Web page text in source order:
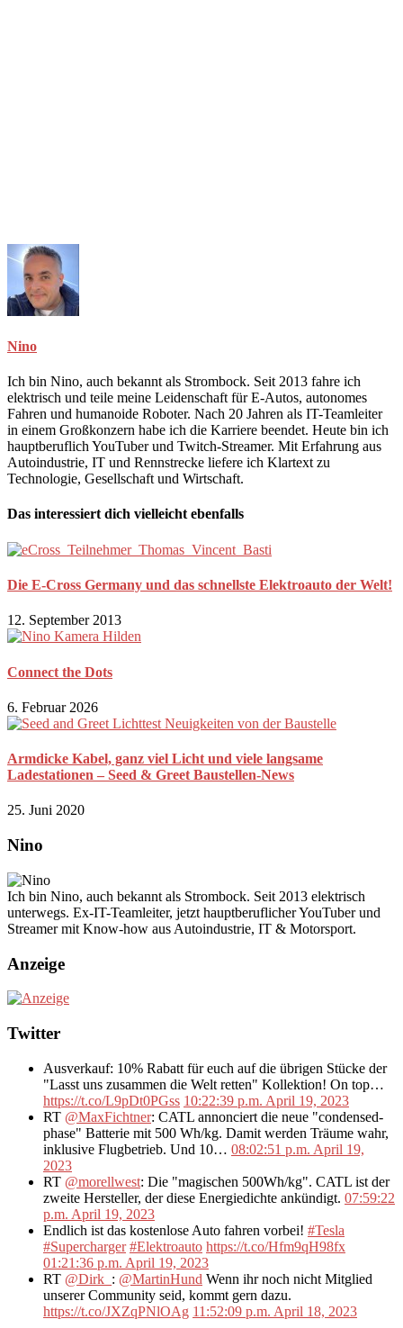
Nino
Ich bin Nino, auch bekannt als Strombock. Seit 2013 fahre ich
elektrisch und teile meine Leidenschaft für E-Autos, autonomes
Fahren und humanoide Roboter. Nach 20 Jahren als IT-Teamleiter
in einem Großkonzern habe ich die Karriere beendet. Heute bin ich
hauptberuflich YouTuber und Twitch-Streamer. Mit Erfahrung aus
Autoindustrie, IT und Rennstrecke liefere ich Klartext zu
Technologie, Gesellschaft und Wirtschaft.
Das interessiert dich vielleicht ebenfalls
Die E-Cross Germany und das schnellste Elektroauto der Welt!
12. September 2013
Connect the Dots
6. Februar 2026
Armdicke Kabel, ganz viel Licht und viele langsame
Ladestationen – Seed & Greet Baustellen-News
25. Juni 2020
Nino
Ich bin Nino, auch bekannt als Strombock. Seit 2013 elektrisch
unterwegs. Ex-IT-Teamleiter, jetzt hauptberuflicher YouTuber und
Streamer mit Know-how aus Autoindustrie, IT & Motorsport.
Anzeige
Twitter
Ausverkauf: 10% Rabatt für euch auf die übrigen Stücke der
"Lasst uns zusammen die Welt retten" Kollektion! On top…
https://t.co/L9pDt0PGss 10:22:39 p.m. April 19, 2023
RT @MaxFichtner: CATL annonciert die neue "condensed-
phase" Batterie mit 500 Wh/kg. Damit werden Träume wahr,
inklusive Flugbetrieb. Und 10… 08:02:51 p.m. April 19,
2023
RT @morellwest: Die "magischen 500Wh/kg". CATL ist der
zweite Hersteller, der diese Energiedichte ankündigt. 07:59:22
p.m. April 19, 2023
Endlich ist das kostenlose Auto fahren vorbei! #Tesla
#Supercharger #Elektroauto https://t.co/Hfm9qH98fx
01:21:36 p.m. April 19, 2023
RT @Dirk_ : @MartinHund Wenn ihr noch nicht Mitglied
unserer Community seid, kommt gern dazu.
https://t.co/JXZqPNlOAg 11:52:09 p.m. April 18, 2023